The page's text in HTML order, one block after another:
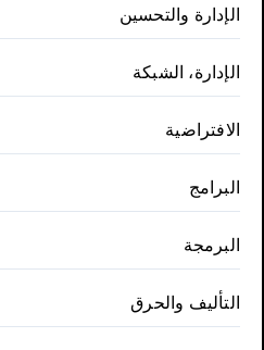
الإدارة والتحسين
الإدارة، الشبكة
الافتراضية
البرامج
البرمجة
التأليف والحرق